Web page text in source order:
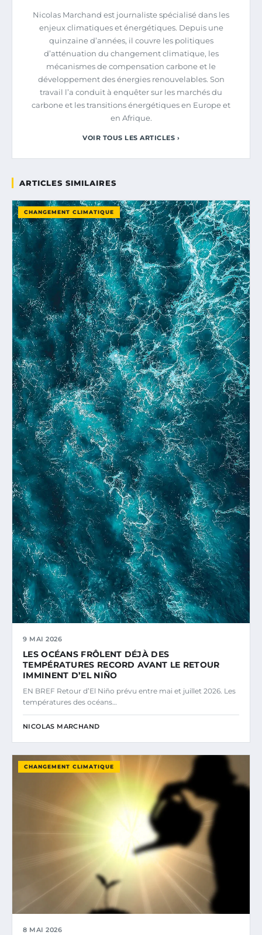
Nicolas Marchand est journaliste spécialisé dans les
enjeux climatiques et énergétiques. Depuis une
quinzaine d’années, il couvre les politiques
d’atténuation du changement climatique, les
mécanismes de compensation carbone et le
développement des énergies renouvelables. Son
travail l’a conduit à enquêter sur les marchés du
carbone et les transitions énergétiques en Europe et
en Afrique.
VOIR TOUS LES ARTICLES ›
ARTICLES SIMILAIRES
CHANGEMENT CLIMATIQUE
9 MAI 2026
LES OCÉANS FRÔLENT DÉJÀ DES
TEMPÉRATURES RECORD AVANT LE RETOUR
IMMINENT D’EL NIÑO
EN BREF Retour d’El Niño prévu entre mai et juillet 2026. Les
températures des océans…
NICOLAS MARCHAND
CHANGEMENT CLIMATIQUE
8 MAI 2026